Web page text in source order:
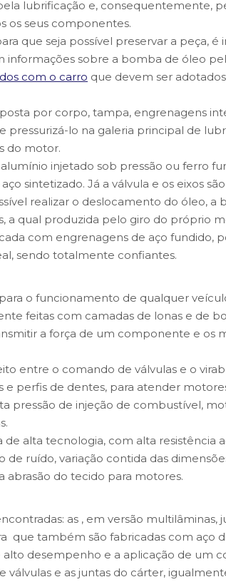
lubrificação e, consequentemente,
os seus componentes.
que seja possível preservar a peça,
informações sobre a bomba de óleo
com o carro que devem ser
por corpo, tampa, engrenagens
pressurizá-lo na galeria principal de
do motor.
injetado sob pressão ou ferro
sintetizado. Já a válvula e os eixos
realizar o deslocamento do óleo, a
a qual produzida pelo giro do próprio
com engrenagens de aço fundido,
sendo totalmente confiantes.
o funcionamento de qualquer
feitas com camadas de lonas e de
a força de um componente e os
entre o comando de válvulas e o
e perfis de dentes, para atender
pressão de injeção de combustível,
de alta tecnologia, com alta resistência
de ruído, variação contida das
abrasão do tecido para motores.
as , em versão multilâminas,
que também são fabricadas com aço
desempenho e a aplicação de um
válvulas e as juntas do cárter,